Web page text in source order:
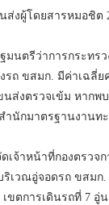
ส่งผู้โดยสารหมอชิต
มนตรีว่าการกระท
ถ ขสมก. มีค่าเฉลี่ย
นส่งตรวจเข้ม หาก
ำนักมาตรฐานงาน
เจ้าหน้าที่กองตรว
เวณอู่จอดรถ ขสมก.
ตการเดินรถที่ 7 อู่